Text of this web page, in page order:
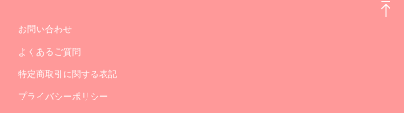
お問い合わせ
よくあるご質問
特定商取引に関する表記
プライバシーポリシー